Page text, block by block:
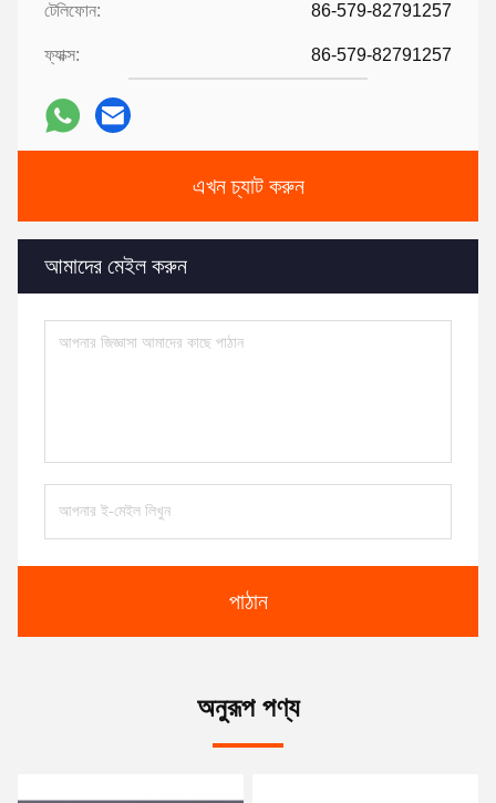
টেলিফোন: 86-579-82791257
ফ্যাক্স: 86-579-82791257
এখন চ্যাট করুন
আমাদের মেইল ​​করুন
পাঠান
অনুরূপ পণ্য